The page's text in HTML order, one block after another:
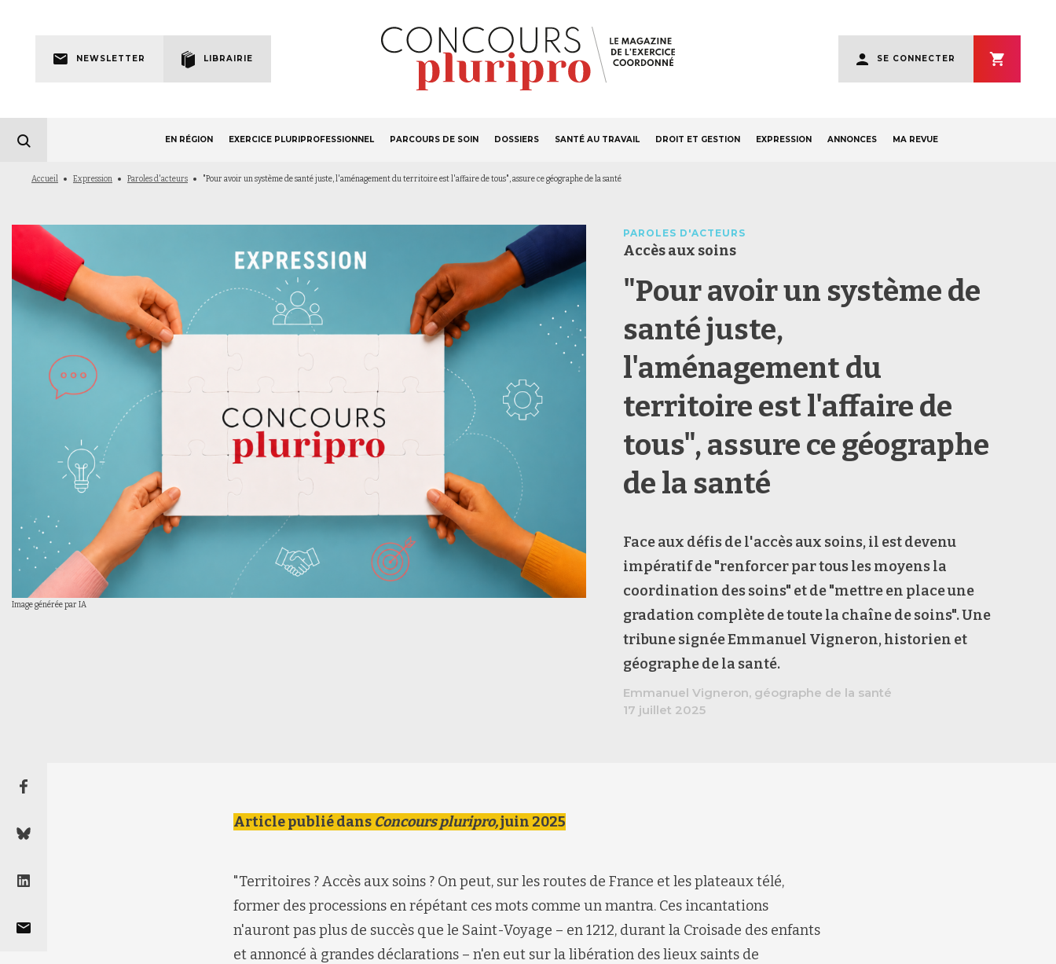
navigation
NEWSLETTER LIBRAIRIE
account
menu
SE CONNECTER
S'ABONNER
principale
EN RÉGION EXERCICE PLURIPROFESSIONNEL PARCOURS DE SOIN DOSSIERS SANTÉ AU TRAVAIL DROIT ET GESTION EXPRESSION ANNONCES MA REVUE
Fil
Accueil Expression Paroles d'acteurs "Pour avoir un système de santé juste, l'aménagement du territoire est l'affaire de tous", assure ce géographe de la santé
Image générée par IA
PAROLES D'ACTEURS
Accès aux soins
"Pour avoir un système de
santé juste,
l'aménagement du
territoire est l'affaire de
tous", assure ce géographe
de la santé
Face aux défis de l'accès aux soins, il est devenu
impératif de "renforcer par tous les moyens la
coordination des soins" et de "mettre en place une
gradation complète de toute la chaîne de soins".Une
tribune signée Emmanuel Vigneron, historien et
géographe de la santé.
Emmanuel Vigneron, géographe de la santé
17 juillet 2025
Article publié dans Concours pluripro,juin 2025
"Territoires ? Accès aux soins ? On peut, sur les routes de France et les plateaux télé,
former des processions en répétant ces mots comme un mantra. Ces incantations
n'auront pas plus de succès que le Saint-Voyage – en 1212, durant la Croisade des enfants
et annoncé à grandes déclarations – n'en eut sur la libération des lieux saints de